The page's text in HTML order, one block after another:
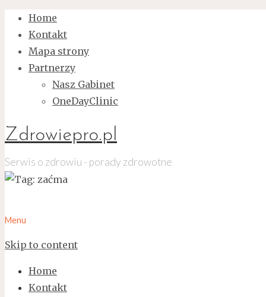
Home
Kontakt
Mapa strony
Partnerzy
Nasz Gabinet
OneDayClinic
Zdrowiepro.pl
Serwis o zdrowiu - porady zdrowotne
Menu
Skip to content
Home
Kontakt